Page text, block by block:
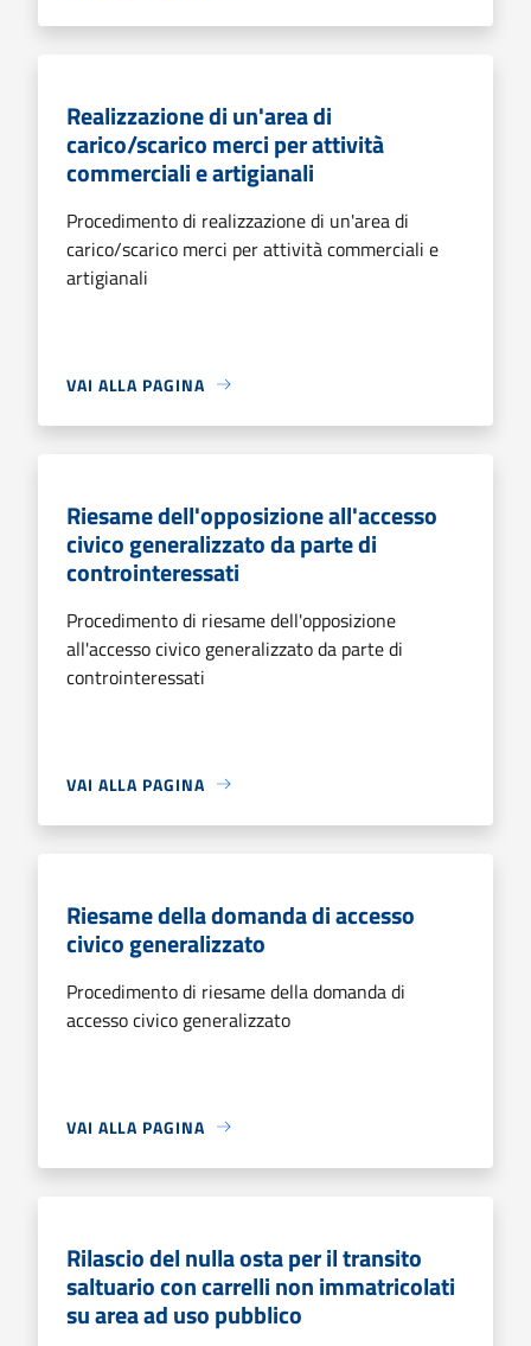
Realizzazione di un'area di
carico/scarico merci per attività
commerciali e artigianali
Procedimento di realizzazione di un'area di
carico/scarico merci per attività commerciali e
artigianali
VAI ALLA PAGINA
Riesame dell'opposizione all'accesso
civico generalizzato da parte di
controinteressati
Procedimento di riesame dell'opposizione
all'accesso civico generalizzato da parte di
controinteressati
VAI ALLA PAGINA
Riesame della domanda di accesso
civico generalizzato
Procedimento di riesame della domanda di
accesso civico generalizzato
VAI ALLA PAGINA
Rilascio del nulla osta per il transito
saltuario con carrelli non immatricolati
su area ad uso pubblico